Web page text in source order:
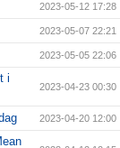
2023-05-12 17:28
2023-05-07 22:21
2023-05-05 22:06
i
2023-04-23 00:30
2023-04-20 12:00